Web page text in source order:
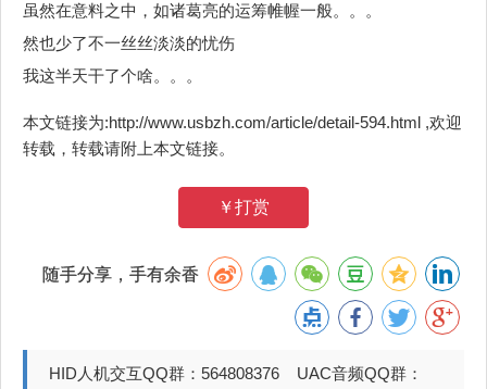
虽然在意料之中，如诸葛亮的运筹帷幄一般。。。
然也少了不一丝丝淡淡的忧伤
我这半天干了个啥。。。
本文链接为:http://www.usbzh.com/article/detail-594.html ,欢迎
转载，转载请附上本文链接。
￥打赏
随手分享，手有余香
HID人机交互QQ群：564808376 UAC音频QQ群：